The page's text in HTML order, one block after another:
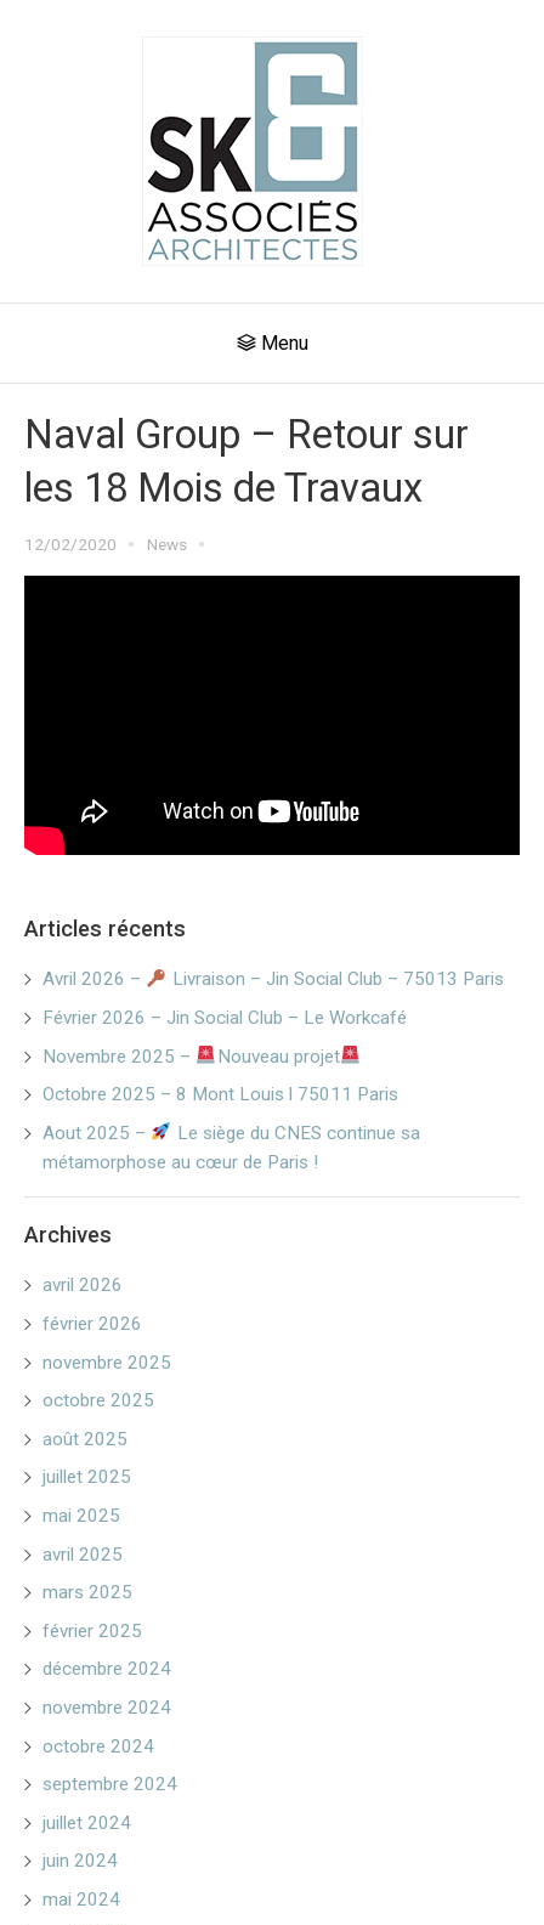
Menu
Naval Group – Retour sur
les 18 Mois de Travaux
12/02/2020 News
Articles récents
Avril 2026 –
Livraison – Jin Social Club – 75013 Paris
Février 2026 – Jin Social Club – Le Workcafé
Novembre 2025 –
Nouveau projet
Octobre 2025 – 8 Mont Louis l 75011 Paris
Aout 2025 –
Le siège du CNES continue sa
métamorphose au cœur de Paris !
Archives
avril 2026
février 2026
novembre 2025
octobre 2025
août 2025
juillet 2025
mai 2025
avril 2025
mars 2025
février 2025
décembre 2024
novembre 2024
octobre 2024
septembre 2024
juillet 2024
juin 2024
mai 2024